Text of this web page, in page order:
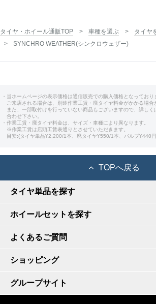
タイヤ・ホイール通販TOP 車種を選ぶ
タイヤ
SYNCHRO WEATHER(シンクロウェザー)
・当ホームページの表示価格は通信販売での購入価格となっており
ご来店される場合は、別途作業工賃・廃タイヤ料金がかかる場合
また、一部取付けを行っていない商品もございますので、詳し
合わせ下さい。
・作業工賃・廃タイヤ料金は、サイズ・車種により異なります。
※作業工賃は店頭工賃表通りとさせていただきます。
目安:(タイヤ単品¥2,200/1本、廃タイヤ¥550/1本、バルブ¥440
TOPへ戻る
タイヤ単品を探す
ホイールセットを探す
よくあるご質問
ショッピング
グループサイト